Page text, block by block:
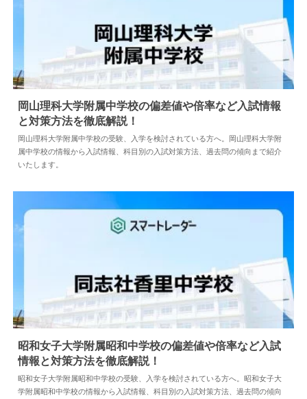
中学情報 2024.04.02
岡山理科大学附属中学校の偏差値や倍率など入試情報
と対策方法を徹底解説！
岡山理科大学附属中学校の受験、入学を検討されている方へ。岡山理科大学附
属中学校の情報から入試情報、科目別の入試対策方法、過去問の傾向まで紹介
いたします。
中学情報 2026.07.16
昭和女子大学附属昭和中学校の偏差値や倍率など入試
情報と対策方法を徹底解説！
昭和女子大学附属昭和中学校の受験、入学を検討されている方へ。昭和女子大
学附属昭和中学校の情報から入試情報、科目別の入試対策方法、過去問の傾向